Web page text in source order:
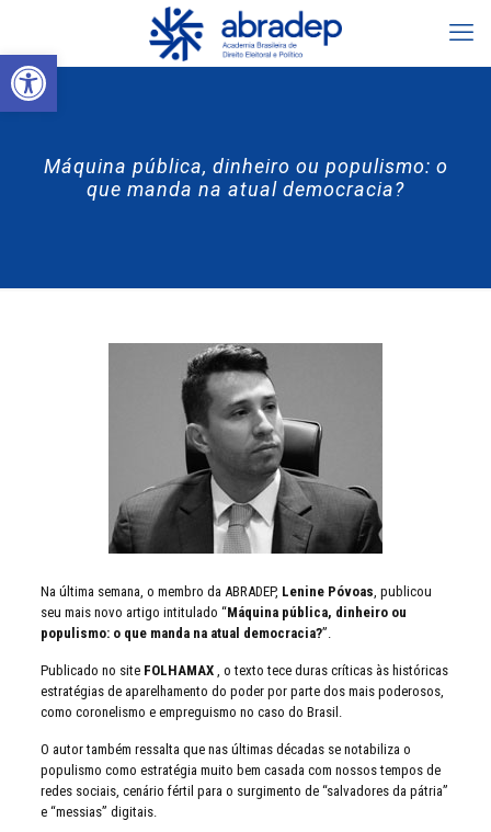
Abrir a barra de ferramentas
Máquina pública, dinheiro ou populismo: o
que manda na atual democracia?
Na última semana, o membro da ABRADEP, Lenine Póvoas, publicou
seu mais novo artigo intitulado “Máquina pública, dinheiro ou
populismo: o que manda na atual democracia?”.
Publicado no site FOLHAMAX, o texto tece duras críticas às históricas
estratégias de aparelhamento do poder por parte dos mais poderosos,
como coronelismo e empreguismo no caso do Brasil.
O autor também ressalta que nas últimas décadas se notabiliza o
populismo como estratégia muito bem casada com nossos tempos de
redes sociais, cenário fértil para o surgimento de “salvadores da pátria”
e “messias” digitais.